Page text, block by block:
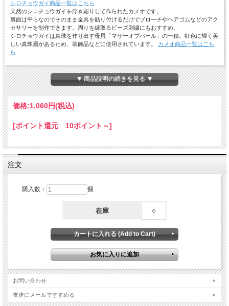
シロチョウガイ商品一覧はこちら
天然のシロチョウガイを浮き彫りして作られたカメオです。
裏面は平らなのでそのまま金具を貼り付けるだけでブローチやヘアゴムなどのアク
セサリーを制作できます。周りを縁取るビーズ刺繍にもおすすめ。
シロチョウガイは真珠を作り出す母貝「マザーオブパール」の一種。虹色に輝く美
しい真珠層があるため、装飾品などに使用されています。 カメオ商品一覧はこち
ら
※厚み約3mm、重さ2.3g、通し穴はありません。
※天然素材のため同じ形状、色味の物はありません。表情が異なっているのも魅力
のひとつです。
※入荷時期によって色・形・大きさが異なる場合がございます。
※通し穴はございません。
※若干の傷やへこみがある場合がございます。
▼ 商品説明の続きを見る ▼
価格:1,060円(税込)
[ポイント還元 10ポイント～]
注文
購入数： 個
在庫 ○
お問い合わせ
友達にメールですすめる